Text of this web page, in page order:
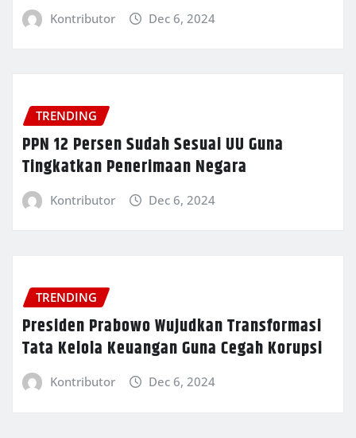
Kontributor Dec 6, 2024
TRENDING
PPN 12 Persen Sudah Sesuai UU Guna
Tingkatkan Penerimaan Negara
Kontributor Dec 6, 2024
TRENDING
Presiden Prabowo Wujudkan Transformasi
Tata Kelola Keuangan Guna Cegah Korupsi
Kontributor Dec 6, 2024